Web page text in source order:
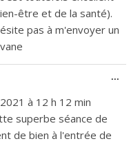
être et de la santé).
pas à m'envoyer un
à 12 h 12 min
superbe séance de
de bien à l'entrée de
...